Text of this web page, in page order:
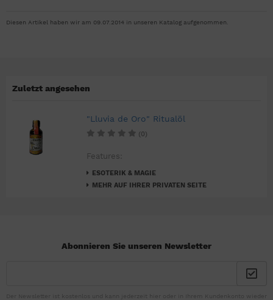
Diesen Artikel haben wir am 09.07.2014 in unseren Katalog aufgenommen.
Zuletzt angesehen
"Lluvia de Oro" Ritualöl
(0)
Features:
ESOTERIK & MAGIE
MEHR AUF IHRER PRIVATEN SEITE
Abonnieren Sie unseren Newsletter
Der Newsletter ist kostenlos und kann jederzeit hier oder in Ihrem Kundenkonto wieder